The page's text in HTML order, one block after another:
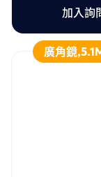
加入詢
廣角鏡